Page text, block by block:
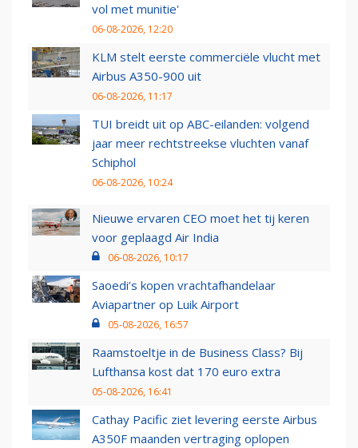
vol met munitie'
06-08-2026, 12:20
KLM stelt eerste commerciële vlucht met
Airbus A350-900 uit
06-08-2026, 11:17
TUI breidt uit op ABC-eilanden: volgend
jaar meer rechtstreekse vluchten vanaf
Schiphol
06-08-2026, 10:24
Nieuwe ervaren CEO moet het tij keren
voor geplaagd Air India
06-08-2026, 10:17
Saoedi’s kopen vrachtafhandelaar
Aviapartner op Luik Airport
05-08-2026, 16:57
Raamstoeltje in de Business Class? Bij
Lufthansa kost dat 170 euro extra
05-08-2026, 16:41
Cathay Pacific ziet levering eerste Airbus
A350F maanden vertraging oplopen